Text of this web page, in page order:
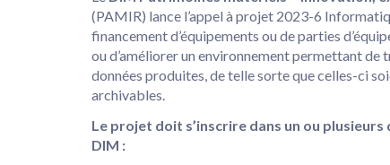
(PAMIR) lance l’appel à projet 2023-6
financement d’équipements ou de parties
ou d’améliorer un environnement permettant
données produites, de telle sorte que celles-ci
archivables.
Le projet doit s’inscrire dans un ou
DIM :